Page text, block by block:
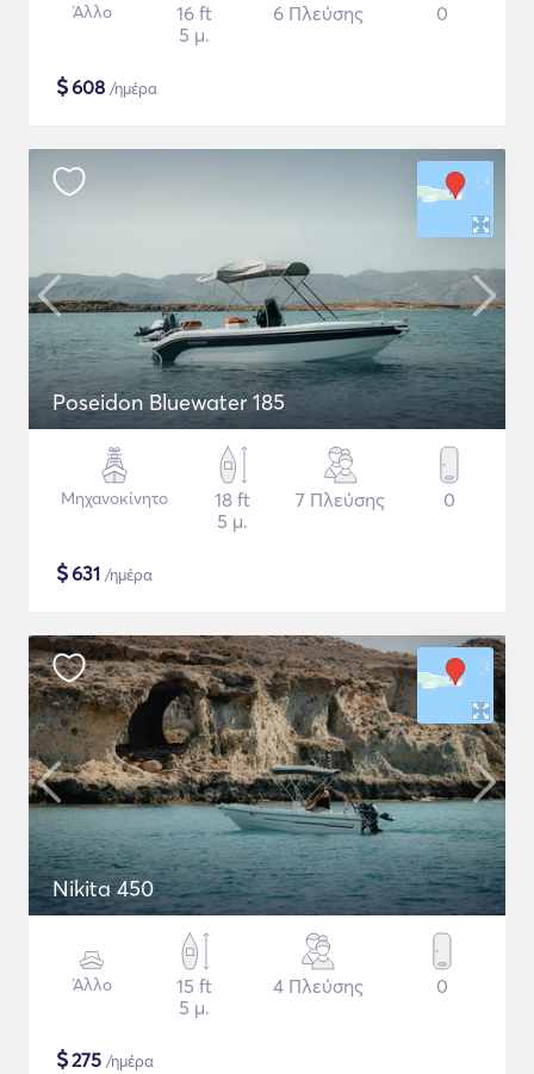
Άλλο
16 ft
5 μ.
6 Πλεύσης 0
$608 /ημέρα
Poseidon Bluewater 185
Μηχανοκίνητο
18 ft
5 μ.
7 Πλεύσης 0
$631 /ημέρα
Nikita 450
Άλλο
15 ft
5 μ.
4 Πλεύσης 0
$275 /ημέρα